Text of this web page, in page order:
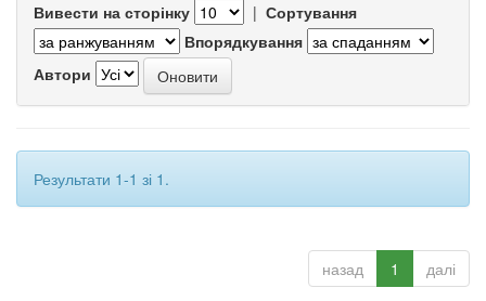
Вивести на сторінку | Сортування
Впорядкування
Автори
Результати 1-1 зі 1.
назад 1 далі